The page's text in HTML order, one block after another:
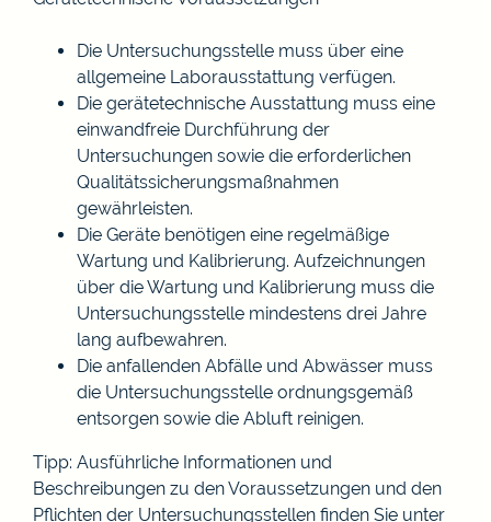
Die Untersuchungsstelle muss über eine
allgemeine Laborausstattung verfügen.
Die gerätetechnische Ausstattung muss eine
einwandfreie Durchführung der
Untersuchungen sowie die erforderlichen
Qualitätssicherungsmaßnahmen
gewährleisten.
Die Geräte benötigen eine regelmäßige
Wartung und Kalibrierung. Aufzeichnungen
über die Wartung und Kalibrierung muss die
Untersuchungsstelle mindestens drei Jahre
lang aufbewahren.
Die anfallenden Abfälle und Abwässer muss
die Untersuchungsstelle ordnungsgemäß
entsorgen sowie die Abluft reinigen.
Tipp: Ausführliche Informationen und
Beschreibungen zu den Voraussetzungen und den
Pflichten der Untersuchungsstellen finden Sie unter